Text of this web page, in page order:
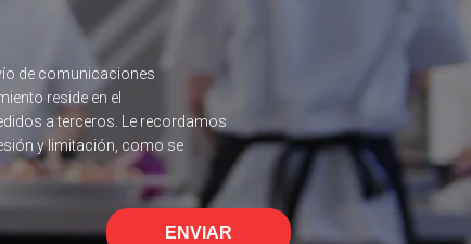
de comunicaciones
reside en el
a terceros. Le recordamos
y limitación, como se
ENVIAR